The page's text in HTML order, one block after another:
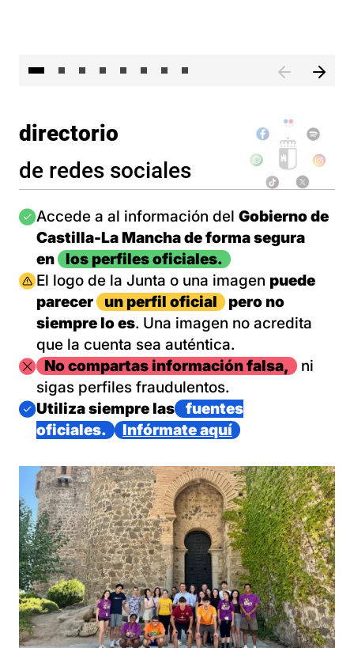
directorio
de redes sociales
Imagen
Accede a al información del Gobierno de
Castilla-La Mancha de forma segura
en
los perfiles oficiales.
Imagen
El logo de la Junta o una imagen puede
parecer
un perfil oficial
pero no
siempre lo es. Una imagen no acredita
que la cuenta sea auténtica.
ImagenNo compartas información falsa,
ni
sigas perfiles fraudulentos.
Imagen
Utiliza siempre las
fuentes
oficiales.
Infórmate aquí